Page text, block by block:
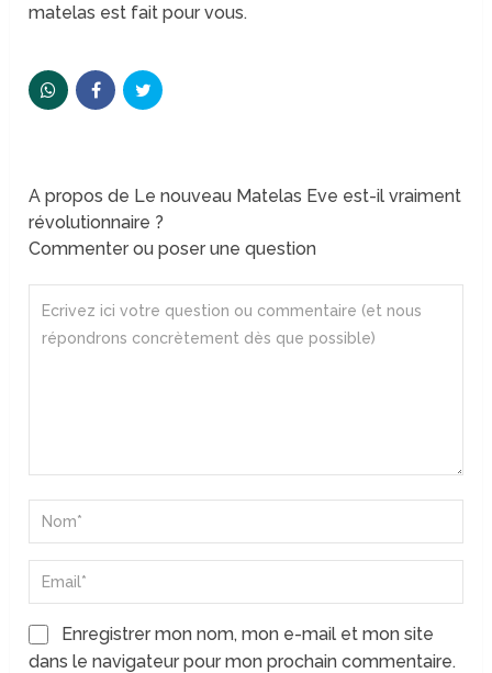
matelas est fait pour vous.
A propos de Le nouveau Matelas Eve est-il vraiment
révolutionnaire ?
Commenter ou poser une question
Enregistrer mon nom, mon e-mail et mon site
dans le navigateur pour mon prochain commentaire.